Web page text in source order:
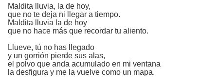
Maldita lluvia, la de hoy,
que no te deja ni llegar a tiempo.
Maldita lluvia la de hoy
que no hace más que recordar tu aliento.
Llueve, tú no has llegado
y un gorrión pierde sus alas,
el polvo que anda acumulado en mi ventana
la desfigura y me la vuelve como un mapa.